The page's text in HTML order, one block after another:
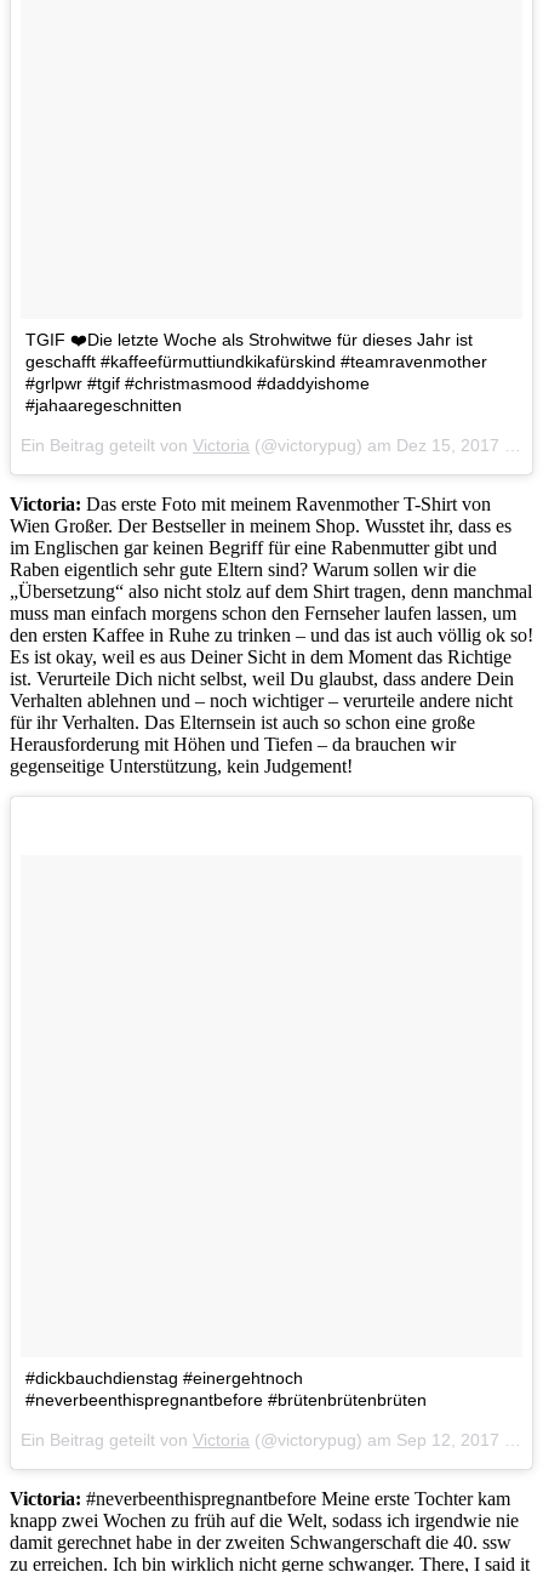
TGIF ❤️Die letzte Woche als Strohwitwe für dieses Jahr ist
geschafft #kaffeefürmuttiundkikafürskind #teamravenmother
#grlpwr #tgif #christmasmood #daddyishome
#jahaaregeschnitten
Ein Beitrag geteilt von Victoria (@victorypug) am Dez 15, 2017 um 12:50 PST
Victoria: Das erste Foto mit meinem Ravenmother T-Shirt von
Wien Großer. Der Bestseller in meinem Shop. Wusstet ihr, dass es
im Englischen gar keinen Begriff für eine Rabenmutter gibt und
Raben eigentlich sehr gute Eltern sind? Warum sollen wir die
„Übersetzung“ also nicht stolz auf dem Shirt tragen, denn manchmal
muss man einfach morgens schon den Fernseher laufen lassen, um
den ersten Kaffee in Ruhe zu trinken – und das ist auch völlig ok so!
Es ist okay, weil es aus Deiner Sicht in dem Moment das Richtige
ist. Verurteile Dich nicht selbst, weil Du glaubst, dass andere Dein
Verhalten ablehnen und – noch wichtiger – verurteile andere nicht
für ihr Verhalten. Das Elternsein ist auch so schon eine große
Herausforderung mit Höhen und Tiefen – da brauchen wir
gegenseitige Unterstützung, kein Judgement!
#dickbauchdienstag #einergehtnoch
#neverbeenthispregnantbefore #brütenbrütenbrüten
Ein Beitrag geteilt von Victoria (@victorypug) am Sep 12, 2017 um 9:43 PDT
Victoria: #neverbeenthispregnantbefore Meine erste Tochter kam
knapp zwei Wochen zu früh auf die Welt, sodass ich irgendwie nie
damit gerechnet habe in der zweiten Schwangerschaft die 40. ssw
zu erreichen. Ich bin wirklich nicht gerne schwanger. There, I said it